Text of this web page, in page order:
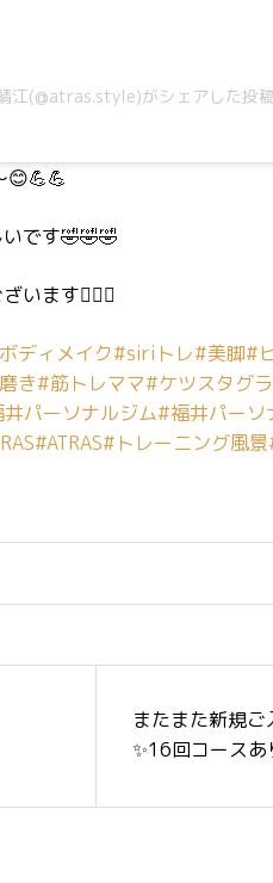
江(@atras.style)がシェアした投稿
😊💪💪
です🤣🤣🤣
います🙇‍♀️✨
ディメイク#siriトレ#美脚#
き#筋トレママ#ケツスタグ
パーソナルジム#福井パーソ
#ATRAS#トレーニング風景
またまた新規
✨16回コース